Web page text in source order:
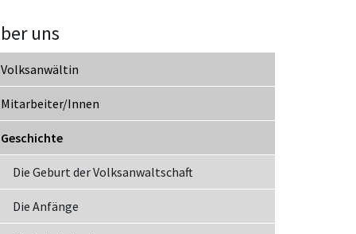
uns
Volksanwältin
Mitarbeiter/Innen
Geschichte
Die Geburt der Volksanwaltschaft
Die Anfänge